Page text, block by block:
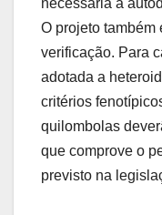
O projeto também
verificação. Para
adotada a
critérios
quilombolas
que comprove o
previsto na